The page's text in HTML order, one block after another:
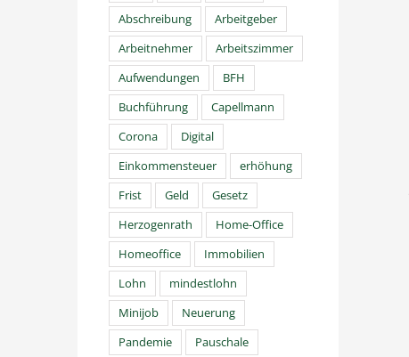
Abschreibung
Arbeitgeber
Arbeitnehmer
Arbeitszimmer
Aufwendungen
BFH
Buchführung
Capellmann
Corona
Digital
Einkommensteuer
erhöhung
Frist
Geld
Gesetz
Herzogenrath
Home-Office
Homeoffice
Immobilien
Lohn
mindestlohn
Minijob
Neuerung
Pandemie
Pauschale